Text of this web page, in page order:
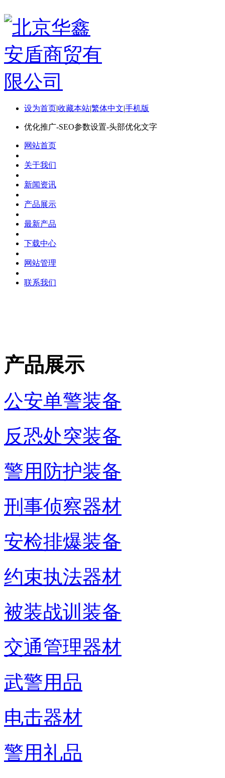
设为首页|收藏本站|繁体中文|手机版
优化推广-SEO参数设置-头部优化文字
网站首页
关于我们
新闻资讯
产品展示
最新产品
下载中心
网站管理
联系我们
产品展示
公安单警装备
反恐处突装备
警用防护装备
刑事侦察器材
安检排爆装备
约束执法器材
被装战训装备
交通管理器材
武警用品
电击器材
警用礼品